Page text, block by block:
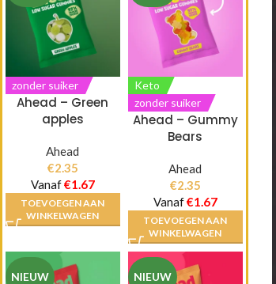
zonder suiker
Ahead – Green
apples
Ahead
€2.35
Vanaf€1.67
TOEVOEGEN AAN
WINKELWAGEN
Keto
zonder suiker
Ahead – Gummy
Bears
Ahead
€2.35
Vanaf€1.67
TOEVOEGEN AAN
WINKELWAGEN
NIEUW NIEUW